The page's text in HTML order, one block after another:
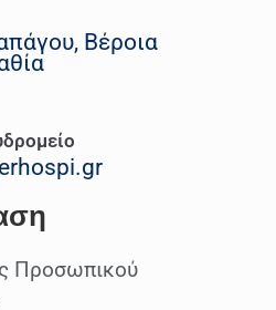
Βέροια
Προσωπικού